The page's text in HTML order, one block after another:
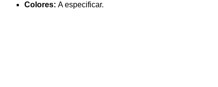
Colores: A especificar.